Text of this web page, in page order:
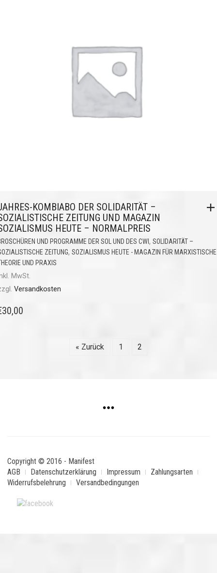
KOMBIABO DER SOLIDARITÄT –
ZEITUNG UND MAGAZIN
HEUTE – NORMALPREIS
UND PROGRAMME DER SOL UND DES CWI, SOLIDARITÄT –
ZEITUNG, SOZIALISMUS HEUTE - MAGAZIN FÜR MARXISTISCHE
UND PRAXIS
MwSt.
Versandkosten
30,00
« Zurück 1 2
Copyright © 2016 - Manifest
AGB
Datenschutzerklärung Impressum
Zahlungsarten
Widerrufsbelehrung
Versandbedingungen